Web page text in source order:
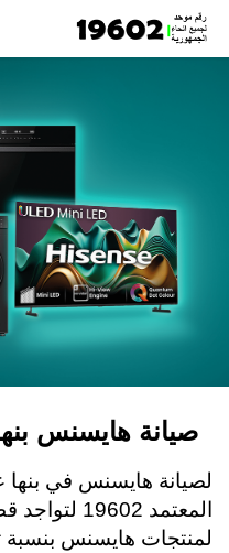
صيانة هايسنس بنها
لصيانة هايسنس في بنها
المعتمد